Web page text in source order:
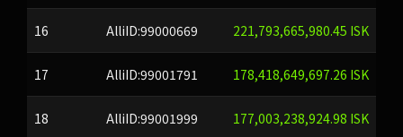
16 AlliID:99000669 221,793,665,980.45 ISK
17 AlliID:99001791 178,418,649,697.26 ISK
18 AlliID:99001999 177,003,238,924.98 ISK